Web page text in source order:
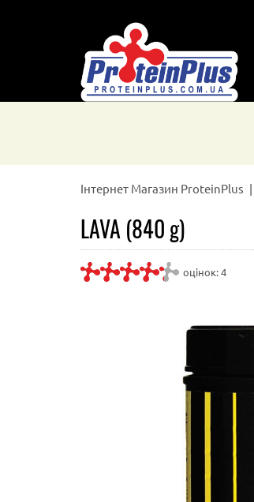
Інтернет Магазин ProteinPlus
LAVA (840 g)
оцінок:4